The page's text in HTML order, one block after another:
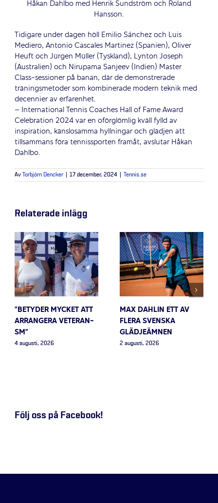
Håkan Dahlbo med Henrik Sundström och Roland
Hansson.
Tidigare under dagen höll Emilio Sánchez och Luis
Mediero, Antonio Cascales Martinez (Spanien), Oliver
Heuft och Jürgen Müller (Tyskland), Lynton Joseph
(Australien) och Nirupama Sanjeev (Indien) Master
Class-sessioner på banan, där de demonstrerade
träningsmetoder som kombinerade modern teknik med
decennier av erfarenhet.
– International Tennis Coaches Hall of Fame Award
Celebration 2024 var en oförglömlig kväll fylld av
inspiration, känslosamma hyllningar och glädjen att
tillsammans föra tennissporten framåt, avslutar Håkan
Dahlbo.
Av Torbjörn Dencker 17 december, 2024 Tennis.se
Relaterade inlägg
”BETYDER MYCKET ATT
ARRANGERA VETERAN-
SM”
4 augusti, 2026
MAX DAHLIN ETT AV
FLERA SVENSKA
GLÄDJEÄMNEN
2 augusti, 2026
Följ oss på Facebook!